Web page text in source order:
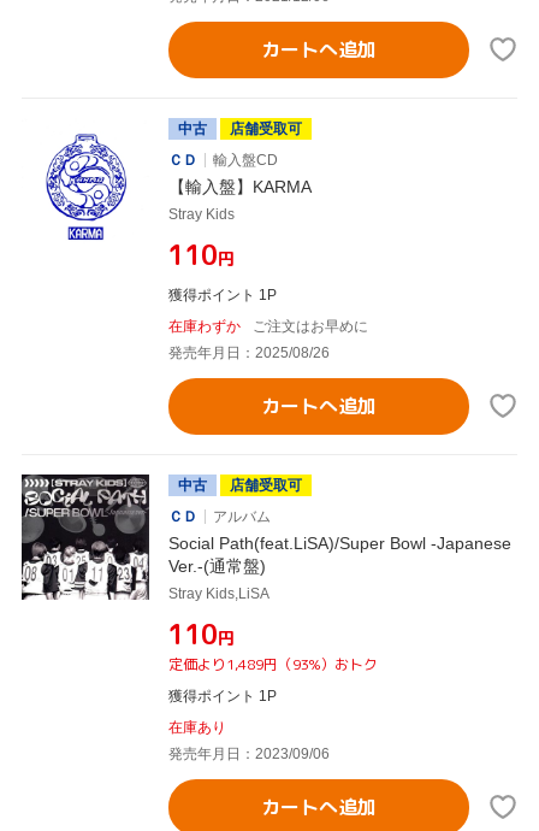
カートへ追加
中古
店舗受取可
ＣＤ
輸入盤CD
【輸入盤】KARMA
Stray Kids
¥110円
獲得ポイント 1P
在庫わずか
ご注文はお早めに
発売年月日：2025/08/26
カートへ追加
中古
店舗受取可
ＣＤ
アルバム
Social Path(feat.LiSA)/Super Bowl -Japanese
Ver.-(通常盤)
Stray Kids,LiSA
¥110円
定価より1,489円（93%）おトク
獲得ポイント 1P
在庫あり
発売年月日：2023/09/06
カートへ追加